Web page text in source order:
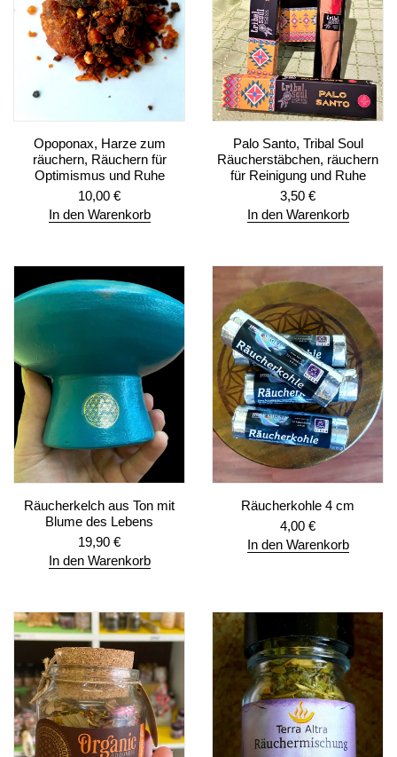
Opoponax, Harze zum
räuchern, Räuchern für
Optimismus und Ruhe
10,00 €
In den Warenkorb
Palo Santo, Tribal Soul
Räucherstäbchen, räuchern
für Reinigung und Ruhe
3,50 €
In den Warenkorb
Räucherkelch aus Ton mit
Blume des Lebens
19,90 €
In den Warenkorb
Räucherkohle 4 cm
4,00 €
In den Warenkorb